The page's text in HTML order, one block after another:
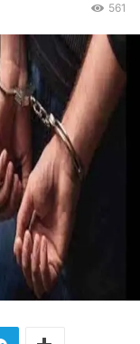
561